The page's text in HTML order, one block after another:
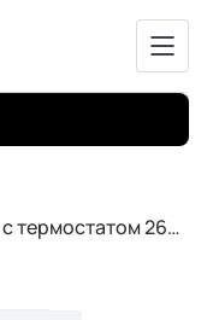
H-G 1Душевая система Rainfinity с термостатом 26853000